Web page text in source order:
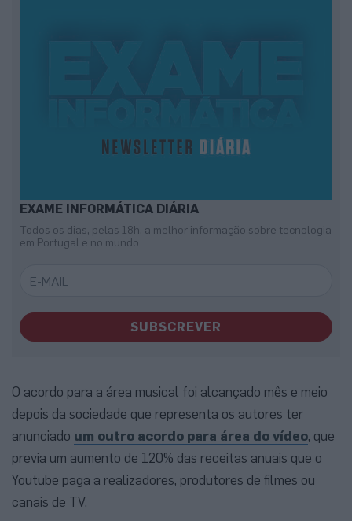
EXAME INFORMÁTICA DIÁRIA
Todos os dias, pelas 18h, a melhor informação sobre tecnologia
em Portugal e no mundo
SUBSCREVER
O acordo para a área musical foi alcançado mês e meio
depois da sociedade que representa os autores ter
anunciado um outro acordo para área do vídeo, que
previa um aumento de 120% das receitas anuais que o
Youtube paga a realizadores, produtores de filmes ou
canais de TV.